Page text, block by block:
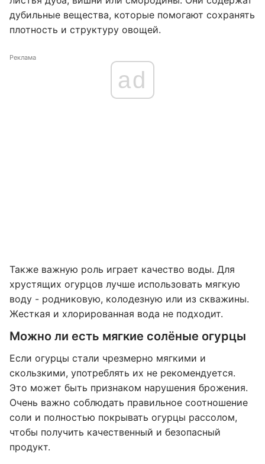
дубильные вещества, которые помогают сохранять
плотность и структуру овощей.
Реклама
ad
Также важную роль играет качество воды. Для
хрустящих огурцов лучше использовать мягкую
воду - родниковую, колодезную или из скважины.
Жесткая и хлорированная вода не подходит.
Можно ли есть мягкие солёные огурцы
Если огурцы стали чрезмерно мягкими и
скользкими, употреблять их не рекомендуется.
Это может быть признаком нарушения брожения.
Очень важно соблюдать правильное соотношение
соли и полностью покрывать огурцы рассолом,
чтобы получить качественный и безопасный
продукт.